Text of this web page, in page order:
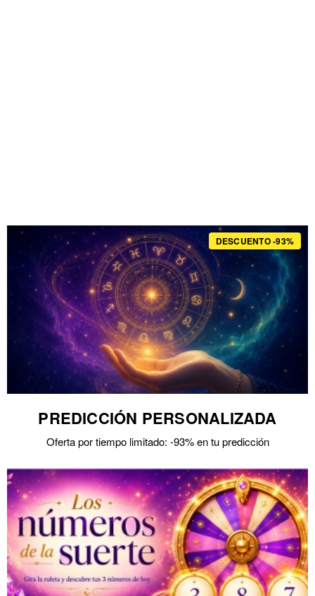
DESCUENTO -93%
PREDICCIÓN PERSONALIZADA
Oferta por tiempo limitado: -93% en tu predicción